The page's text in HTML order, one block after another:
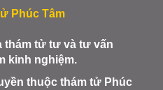
Phúc Tâm
thám tử tư và tư vấn
kinh nghiệm.
thuộc thám tử Phúc